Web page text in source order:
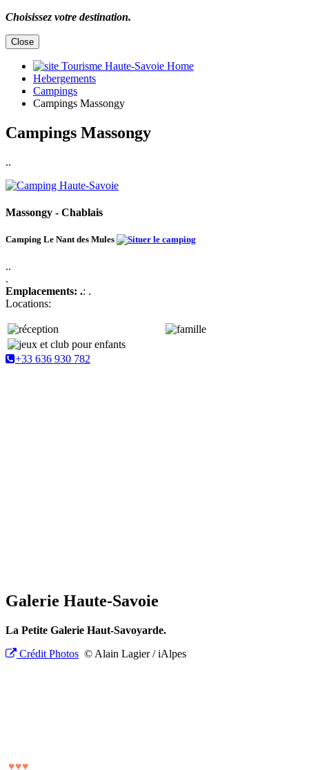
Choisissez votre destination.
Close
Home
Hebergements
Campings
Campings Massongy
Campings Massongy
..
Massongy - Chablais
Camping Le Nant des Mules
..
.
Emplacements: .: .
Locations:
+33 636 930 782
Galerie Haute-Savoie
La Petite Galerie Haut-Savoyarde.
Crédit Photos © Alain Lagier / iAlpes
♥♥♥